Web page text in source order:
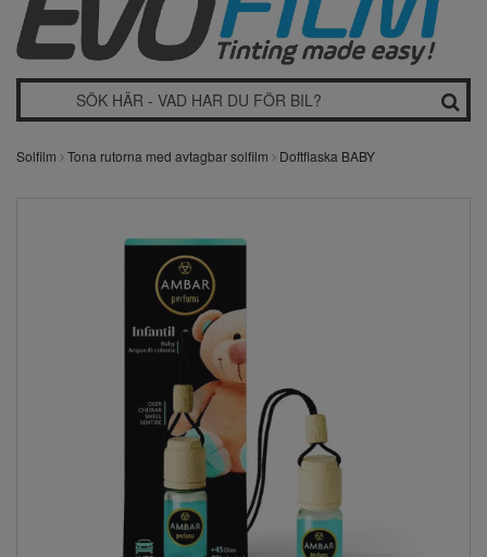
Solfilm Tona rutorna med avtagbar solfilm Doftflaska BABY